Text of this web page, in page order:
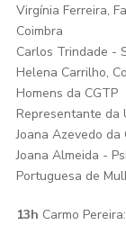
Virgínia Ferreira,
Coimbra
Carlos Trindade -
Helena Carrilho,
Homens da CGTP
Representante da
Joana Azevedo da
Joana Almeida -
Portuguesa de
13h Carmo